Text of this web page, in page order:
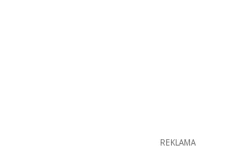
REKLAMA